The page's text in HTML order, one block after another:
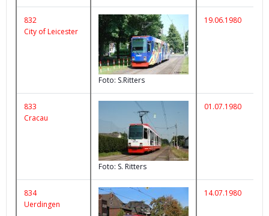
832
City of Leicester
Foto: S.Ritters
19.06.1980
833
Cracau
Foto: S. Ritters
01.07.1980
834
Uerdingen
14.07.1980